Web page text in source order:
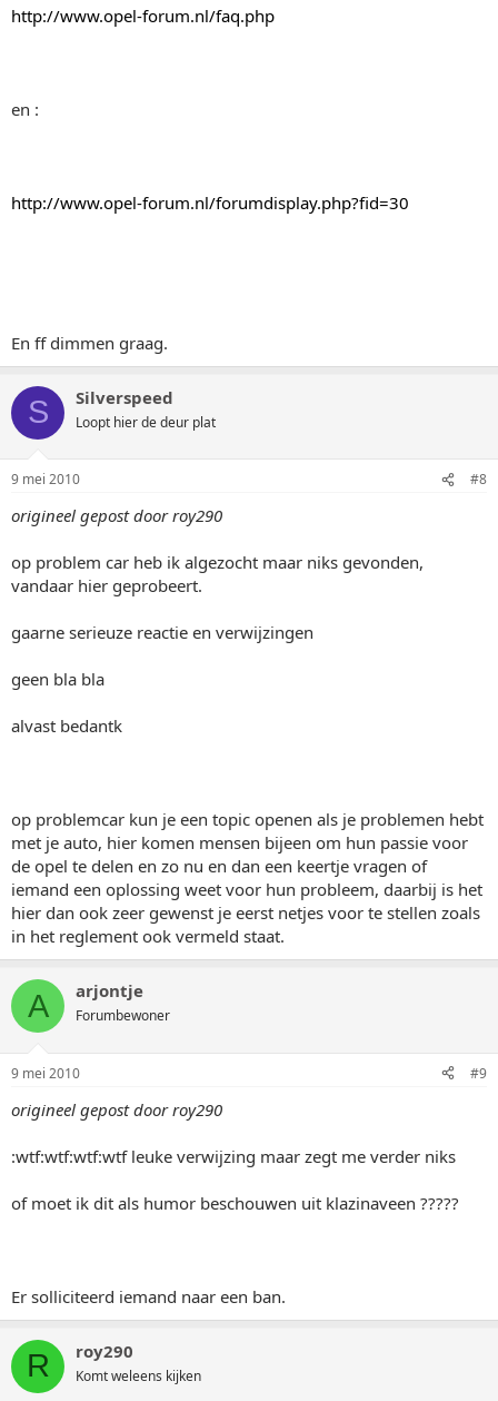
http://www.opel-forum.nl/faq.php
en :
http://www.opel-forum.nl/forumdisplay.php?fid=30
En ff dimmen graag.
S Silverspeed
Loopt hier de deur plat
9 mei 2010 #8
origineel gepost door roy290
op problem car heb ik algezocht maar niks gevonden,
vandaar hier geprobeert.
gaarne serieuze reactie en verwijzingen
geen bla bla
alvast bedantk
op problemcar kun je een topic openen als je problemen hebt
met je auto, hier komen mensen bijeen om hun passie voor
de opel te delen en zo nu en dan een keertje vragen of
iemand een oplossing weet voor hun probleem, daarbij is het
hier dan ook zeer gewenst je eerst netjes voor te stellen zoals
in het reglement ook vermeld staat.
A arjontje
Forumbewoner
9 mei 2010 #9
origineel gepost door roy290
:wtf:wtf:wtf:wtf leuke verwijzing maar zegt me verder niks
of moet ik dit als humor beschouwen uit klazinaveen ?????
Er solliciteerd iemand naar een ban.
R roy290
Komt weleens kijken